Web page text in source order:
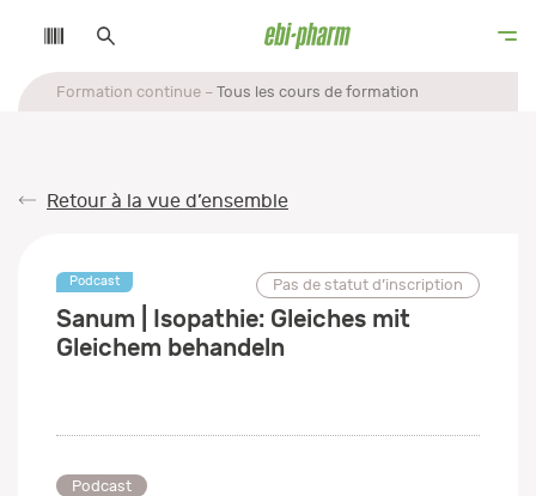
Formation continue Tous les cours de formation
Retour à la vue d’ensemble
Podcast Pas de statut d’inscription
Sanum | Isopathie: Gleiches mit
Gleichem behandeln
Podcast